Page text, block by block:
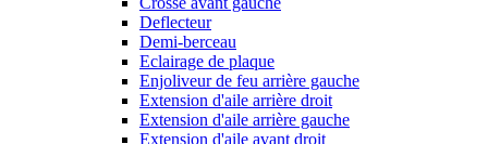
Deflecteur
Demi-berceau
Eclairage de plaque
Enjoliveur de feu arrière gauche
Extension d'aile arrière droit
Extension d'aile arrière gauche
Extension d'aile avant droit